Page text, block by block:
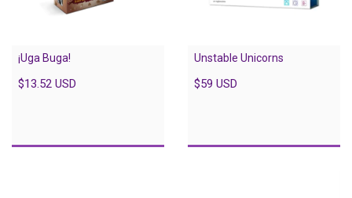
¡Uga Buga!
$13.52 USD
Unstable Unicorns
$59 USD